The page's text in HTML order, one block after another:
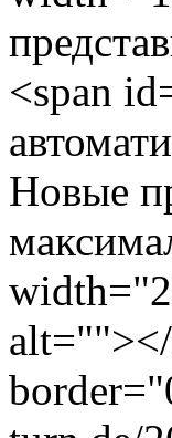
<span
Новые